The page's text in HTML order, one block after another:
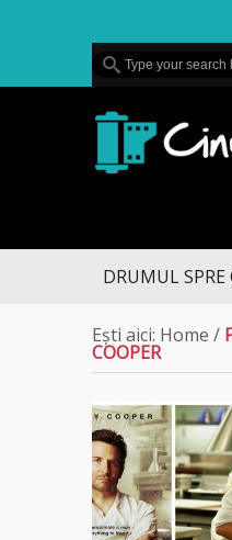
DRUMUL
Ești aici: Home /
COOPER